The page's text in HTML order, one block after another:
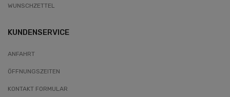
WUNSCHZETTEL
KUNDENSERVICE
ANFAHRT
ÖFFNUNGSZEITEN
KONTAKT FORMULAR